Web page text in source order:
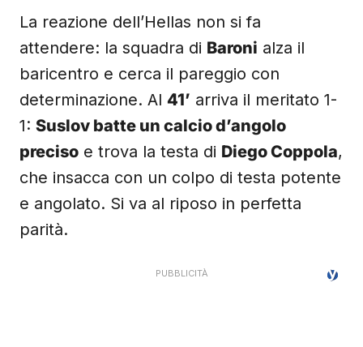
La reazione dell’Hellas non si fa
attendere: la squadra di Baroni alza il
baricentro e cerca il pareggio con
determinazione. Al 41’ arriva il meritato 1-
1: Suslov batte un calcio d’angolo
preciso e trova la testa di Diego Coppola,
che insacca con un colpo di testa potente
e angolato. Si va al riposo in perfetta
parità.